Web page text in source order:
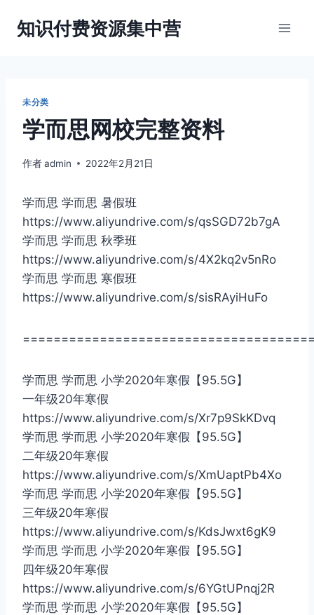
知识付费资源集中营
未分类
学而思网校完整资料
作者admin 2022年2月21日
学而思 学而思 暑假班
https://www.aliyundrive.com/s/qsSGD72b7gA
学而思 学而思 秋季班
https://www.aliyundrive.com/s/4X2kq2v5nRo
学而思 学而思 寒假班
https://www.aliyundrive.com/s/sisRAyiHuFo
学而思 学而思 小学2020年寒假【95.5G】
一年级20年寒假
https://www.aliyundrive.com/s/Xr7p9SkKDvq
学而思 学而思 小学2020年寒假【95.5G】
二年级20年寒假
https://www.aliyundrive.com/s/XmUaptPb4Xo
学而思 学而思 小学2020年寒假【95.5G】
三年级20年寒假
https://www.aliyundrive.com/s/KdsJwxt6gK9
学而思 学而思 小学2020年寒假【95.5G】
四年级20年寒假
https://www.aliyundrive.com/s/6YGtUPnqj2R
学而思 学而思 小学2020年寒假【95.5G】